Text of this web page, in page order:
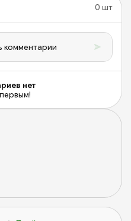
0 шт
комментарии
нет